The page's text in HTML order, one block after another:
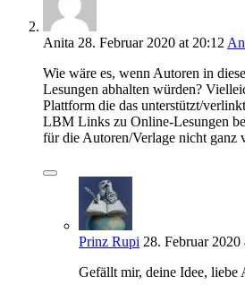
Anita 28. Februar 2020 at 20:12
Wie wäre es, wenn Autoren in
Lesungen abhalten würden?
Plattform die das unterstützt/
LBM Links zu Online-Lesungen
für die Autoren/Verlage nicht
Prinz Rupi 28. Februar 2020
Gefällt mir, deine Idee, liebe